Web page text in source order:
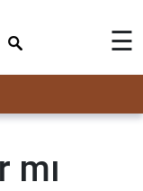
☰
mı